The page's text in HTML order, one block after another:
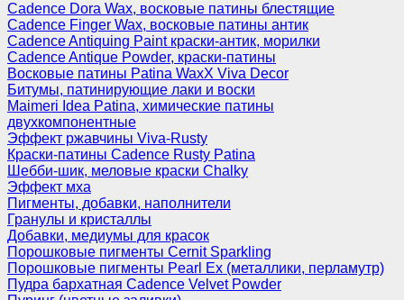
Cadence Dora Wax, восковые патины блестящие
Cadence Finger Wax, восковые патины антик
Сadence Antiquing Paint краски-антик, морилки
Cadence Antique Powder, краски-патины
Восковые патины Patina WaxX Viva Decor
Битумы, патинирующие лаки и воски
Maimeri Idea Patina, химические патины
двухкомпонентные
Эффект ржавчины Viva-Rusty
Краски-патины Cadence Rusty Patina
Шебби-шик, меловые краски Chalky
Эффект мха
Пигменты, добавки, наполнители
Гранулы и кристаллы
Добавки, медиумы для красок
Порошковые пигменты Cernit Sparkling
Порошковые пигменты Pearl Ex (металлики, перламутр)
Пудра бархатная Cadence Velvet Powder